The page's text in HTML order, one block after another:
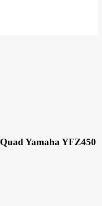
Yamaha YFZ450